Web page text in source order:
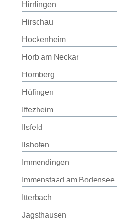
Hirrlingen
Hirschau
Hockenheim
Horb am Neckar
Hornberg
Hüfingen
Iffezheim
Ilsfeld
Ilshofen
Immendingen
Immenstaad am Bodensee
Itterbach
Jagsthausen